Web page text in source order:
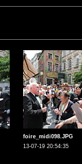
foire_midi098.JPG
13-07-19 20:54:35